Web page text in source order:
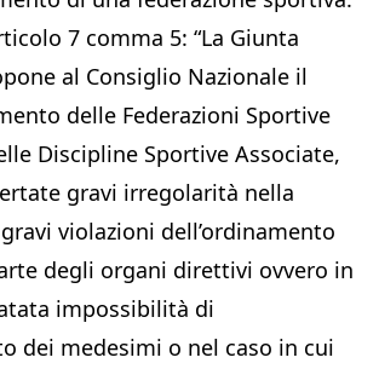
7 comma 5: “La Giunta
al Consiglio Nazionale il
delle Federazioni Sportive
Discipline Sportive Associate,
gravi irregolarità nella
violazioni dell’ordinamento
degli organi direttivi ovvero in
impossibilità di
dei medesimi o nel caso in cui